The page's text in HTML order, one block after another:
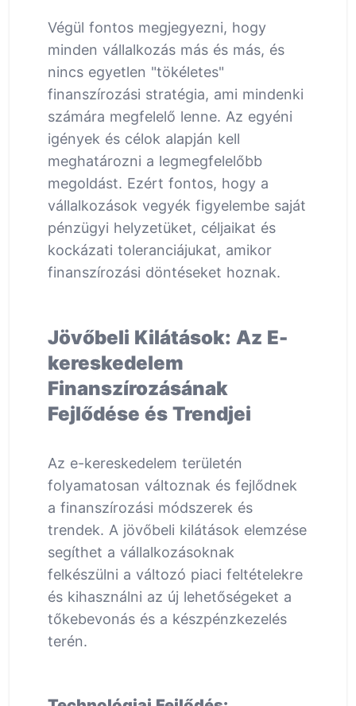
Végül fontos megjegyezni, hogy
minden vállalkozás más és más, és
nincs egyetlen "tökéletes"
finanszírozási stratégia, ami mindenki
számára megfelelő lenne. Az egyéni
igények és célok alapján kell
meghatározni a legmegfelelőbb
megoldást. Ezért fontos, hogy a
vállalkozások vegyék figyelembe saját
pénzügyi helyzetüket, céljaikat és
kockázati toleranciájukat, amikor
finanszírozási döntéseket hoznak.
Jövőbeli Kilátások: Az E-
kereskedelem
Finanszírozásának
Fejlődése és Trendjei
Az e-kereskedelem területén
folyamatosan változnak és fejlődnek
a finanszírozási módszerek és
trendek. A jövőbeli kilátások elemzése
segíthet a vállalkozásoknak
felkészülni a változó piaci feltételekre
és kihasználni az új lehetőségeket a
tőkebevonás és a készpénzkezelés
terén.